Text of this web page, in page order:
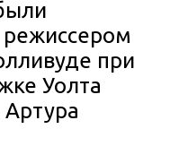
при
Уолта